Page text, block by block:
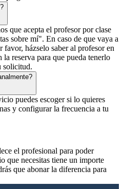
que acepta el profesor por clase
sobre mí". En caso de que vaya a
favor, házselo saber al profesor en
reserva para que pueda tenerlo
solicitud.
puedes escoger si lo quieres
y configurar la frecuencia a tu
el profesional para poder
que necesitas tiene un importe
que abonar la diferencia para